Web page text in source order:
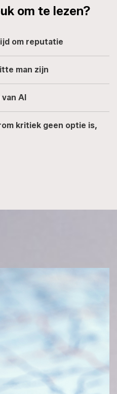
om te lezen?
om reputatie
man zijn
AI
kritiek geen optie is,